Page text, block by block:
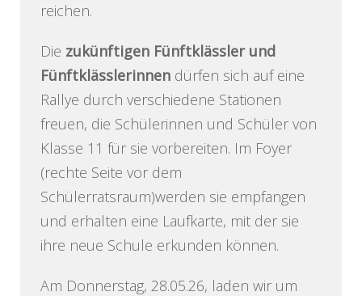
reichen.
Die zukünftigen Fünftklässler und
Fünftklässlerinnen dürfen sich auf eine
Rallye durch verschiedene Stationen
freuen, die Schülerinnen und Schüler von
Klasse 11 für sie vorbereiten. Im Foyer
(rechte Seite vor dem
Schülerratsraum)werden sie empfangen
und erhalten eine Laufkarte, mit der sie
ihre neue Schule erkunden können.
Am Donnerstag, 28.05.26, laden wir um